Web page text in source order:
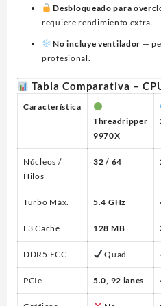
Desbloqueado para
requiere rendimiento extra.
No incluye ventilador —
profesional.
Tabla Comparativa –
Característica
Threadripper
9970X
Núcleos /
Hilos
32 / 64
Turbo Máx. 5.4 GHz
L3 Cache 128 MB
DDR5 ECC Quad
PCIe 5.0, 92 lanes